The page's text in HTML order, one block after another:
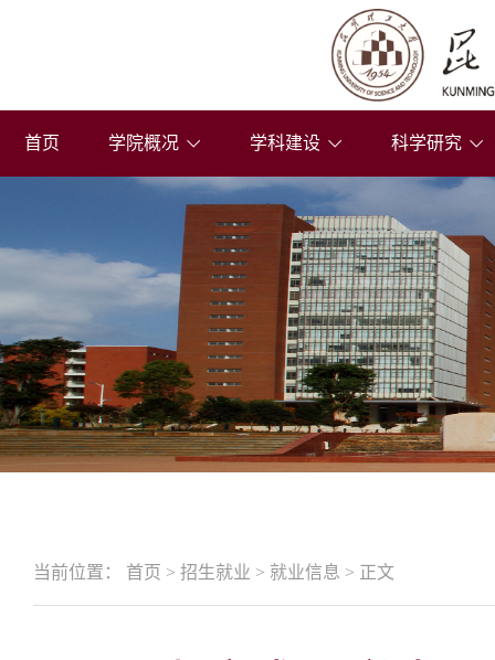
首页 学院概况 学科建设 科学研究
当前位置： 首页 > 招生就业 > 就业信息 > 正文